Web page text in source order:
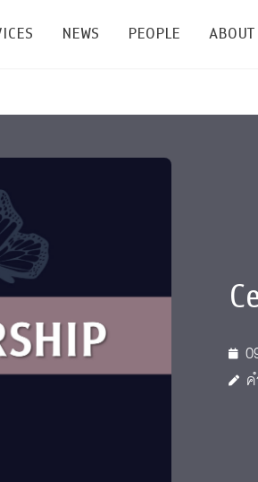
and PhD
& Symposium
Stats Clinic
Center
Center for Effective
Di
Radio
NEWS
Events & Announcement
Jobs
PEOPLE
Staffs
ABOUT